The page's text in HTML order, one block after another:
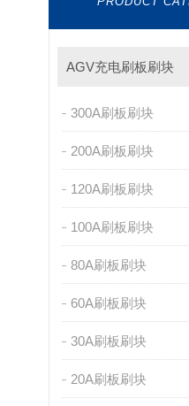
AGV充电刷板刷块
300A刷板刷块
200A刷板刷块
120A刷板刷块
100A刷板刷块
80A刷板刷块
60A刷板刷块
30A刷板刷块
20A刷板刷块